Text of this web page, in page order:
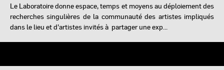
Le Laboratoire donne espace, temps et moyens au déploiement des
recherches singulières de la communauté des artistes impliqués
dans le lieu et d’artistes invités à partager une exp...